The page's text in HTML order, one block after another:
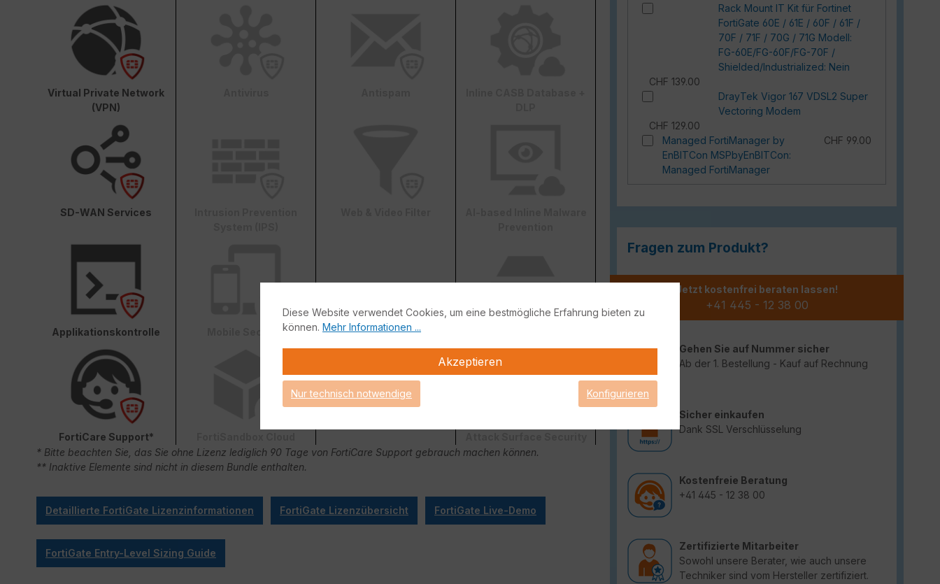
Rack Mount IT Kit für Fortinet
FortiGate 60E / 61E / 60F / 61F /
70F / 71F / 70G / 71G Modell:
FG-60E/FG-60F/FG-70F /
Shielded/Industrialized: Nein
CHF 139.00
DrayTek Vigor 167 VDSL2 Super
Vectoring Modem
CHF 129.00
Managed FortiManager by
EnBITCon MSPbyEnBITCon:
Managed FortiManager
CHF 99.00
Fragen zum Produkt?
Jetzt kostenfrei beraten lassen!
+41 445 - 12 38 00
Gehen Sie auf Nummer sicher
Ab der 1. Bestellung - Kauf auf Rechnung
Sicher einkaufen
Dank SSL Verschlüsselung
Kostenfreie Beratung
+41 445 - 12 38 00
Zertifizierte Mitarbeiter
Sowohl unsere Berater, wie auch unsere
Techniker sind vom Hersteller zertifiziert.
Virtual Private Network
(VPN)
SD-WAN Services
Applikationskontrolle Mobile Security
FortiCare Support*
* Bitte beachten Sie, das Sie ohne Lizenz lediglich 90 Tage von FortiCare Support gebrauch machen können.
** Inaktive Elemente sind nicht in diesem Bundle enthalten.
Detaillierte FortiGate Lizenzinformationen FortiGate Lizenzübersicht FortiGate Live-Demo
FortiGate Entry-Level Sizing Guide
Diese Website verwendet Cookies, um eine bestmögliche Erfahrung bieten zu
können. Mehr Informationen ...
Akzeptieren
Nur technisch notwendige Konfigurieren